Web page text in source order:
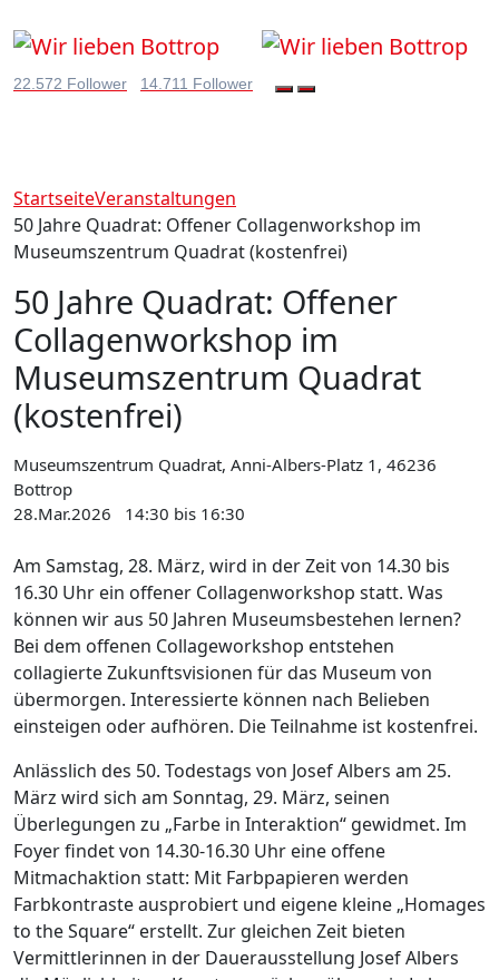
22.572 Follower 14.711 Follower
StartseiteVeranstaltungen
50 Jahre Quadrat: Offener Collagenworkshop im
Museumszentrum Quadrat (kostenfrei)
50 Jahre Quadrat: Offener
Collagenworkshop im
Museumszentrum Quadrat
(kostenfrei)
Museumszentrum Quadrat, Anni-Albers-Platz 1, 46236
Bottrop
28.Mar.2026
14:30 bis 16:30
Am Samstag, 28. März, wird in der Zeit von 14.30 bis
16.30 Uhr ein offener Collagenworkshop statt. Was
können wir aus 50 Jahren Museumsbestehen lernen?
Bei dem offenen Collageworkshop entstehen
collagierte Zukunftsvisionen für das Museum von
übermorgen. Interessierte können nach Belieben
einsteigen oder aufhören. Die Teilnahme ist kostenfrei.
Anlässlich des 50. Todestags von Josef Albers am 25.
März wird sich am Sonntag, 29. März, seinen
Überlegungen zu „Farbe in Interaktion“ gewidmet. Im
Foyer findet von 14.30-16.30 Uhr eine offene
Mitmachaktion statt: Mit Farbpapieren werden
Farbkontraste ausprobiert und eigene kleine „Homages
to the Square“ erstellt. Zur gleichen Zeit bieten
Vermittlerinnen in der Dauerausstellung Josef Albers